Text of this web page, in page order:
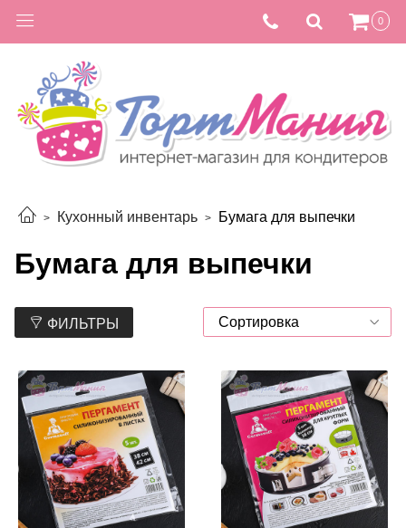
0
Кухонный инвентарь Бумага для выпечки
Бумага для выпечки
ФИЛЬТРЫ